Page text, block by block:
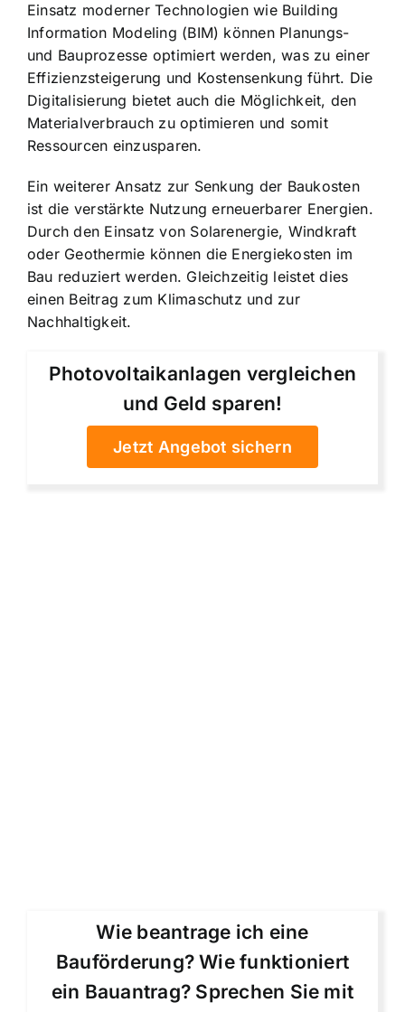
Einsatz moderner Technologien wie Building
Information Modeling (BIM) können Planungs-
und Bauprozesse optimiert werden, was zu einer
Effizienzsteigerung und Kostensenkung führt. Die
Digitalisierung bietet auch die Möglichkeit, den
Materialverbrauch zu optimieren und somit
Ressourcen einzusparen.
Ein weiterer Ansatz zur Senkung der Baukosten
ist die verstärkte Nutzung erneuerbarer Energien.
Durch den Einsatz von Solarenergie, Windkraft
oder Geothermie können die Energiekosten im
Bau reduziert werden. Gleichzeitig leistet dies
einen Beitrag zum Klimaschutz und zur
Nachhaltigkeit.
Photovoltaikanlagen vergleichen
und Geld sparen!
Jetzt Angebot sichern
Wie beantrage ich eine
Bauförderung? Wie funktioniert
ein Bauantrag? Sprechen Sie mit